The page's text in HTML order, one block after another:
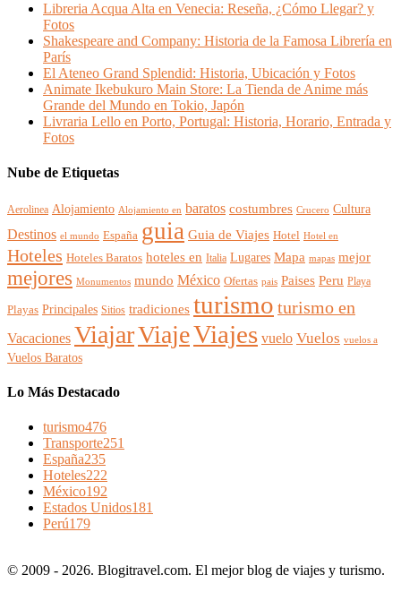
Libreria Acqua Alta en Venecia: Reseña, ¿Cómo Llegar? y
Fotos
Shakespeare and Company: Historia de la Famosa Librería en
París
El Ateneo Grand Splendid: Historia, Ubicación y Fotos
Animate Ikebukuro Main Store: La Tienda de Anime más
Grande del Mundo en Tokio, Japón
Livraria Lello en Porto, Portugal: Historia, Horario, Entrada y
Fotos
Nube de Etiquetas
Aerolinea Alojamiento Alojamiento en baratos costumbres Crucero Cultura
Destinos el mundo España guia Guia de Viajes Hotel Hotel en
Hoteles Hoteles Baratos hoteles en Italia Lugares Mapa mapas mejor
mejores Monumentos mundo México Ofertas pais Paises Peru Playa
Playas Principales Sitios tradiciones turismo turismo en
Vacaciones ViajarViajeViajes vuelo Vuelos vuelos a
Vuelos Baratos
Lo Más Destacado
turismo476
Transporte251
España235
Hoteles222
México192
Estados Unidos181
Perú179
© 2009 - 2026. Blogitravel.com. El mejor blog de viajes y turismo.